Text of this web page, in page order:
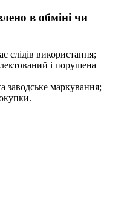
в обміні чи
слідів використання;
і порушена
заводське маркування;